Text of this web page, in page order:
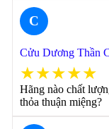
C
Cửu Dương Thần
★★★★★
Hãng nào chất
thỏa thuận miệng?